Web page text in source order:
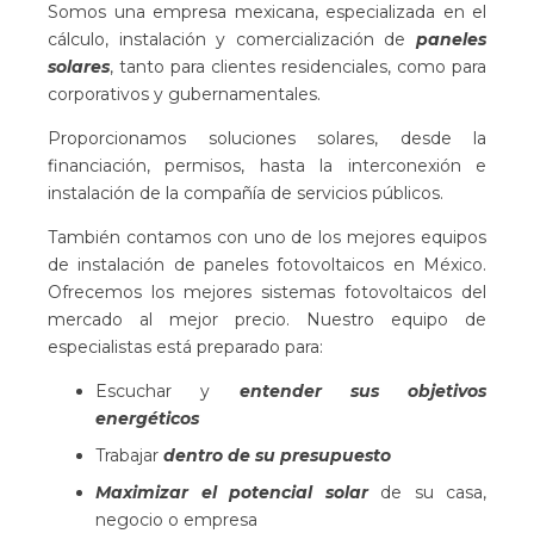
Somos una empresa mexicana, especializada en el
cálculo, instalación y comercialización de paneles
solares, tanto para clientes residenciales, como para
corporativos y gubernamentales.
Proporcionamos soluciones solares, desde la
financiación, permisos, hasta la interconexión e
instalación de la compañía de servicios públicos.
También contamos con uno de los mejores equipos
de instalación de paneles fotovoltaicos en México.
Ofrecemos los mejores sistemas fotovoltaicos del
mercado al mejor precio. Nuestro equipo de
especialistas está preparado para:
Escuchar y entender sus objetivos
energéticos
Trabajar dentro de su presupuesto
Maximizar el potencial solarde su casa,
negocio o empresa